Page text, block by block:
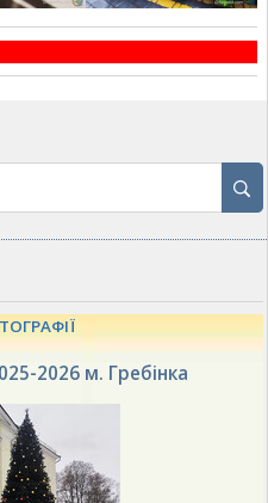
2026 м. Гребінка